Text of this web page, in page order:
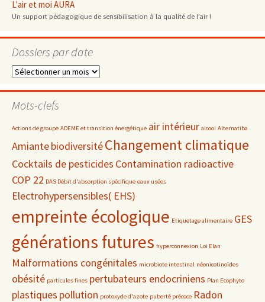
L'air et moi AURA
Un support pédagogique de sensibilisation à la qualité de l’air !
Dossiers par date
Dossiers
date
Mots-clefs
Actions de groupe ADEME et transition énergétique air intérieur alcool Alternatiba
AmiantebiodiversitéChangement climatique
Cocktails de pesticides Contamination radioactive
COP 22 DAS Débit d'absorption spécifique eaux usées
Electrohypersensibles( EHS)
empreinte écologique Etiquetage alimentaire GES
générations futures hyperconnexion Loi Elan
Malformations congénitales microbiote intestinal néonicotinoïdes
obésité particules fines pertubateurs endocriniens Plan Ecophyto
plastiques pollution protoxyde d'azote puberté précoce Radon